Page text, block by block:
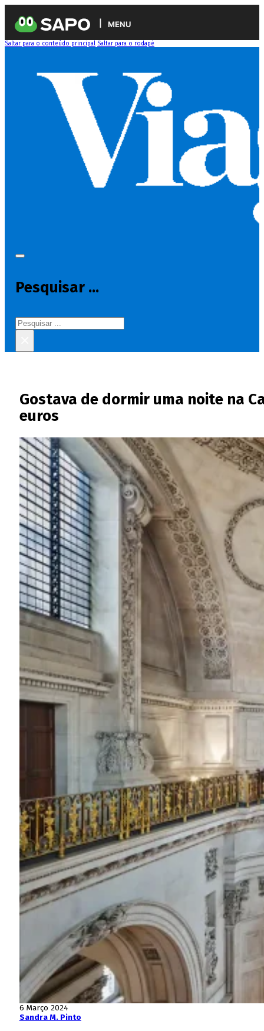
MENU
Saltar para o conteúdo principal Saltar para o rodapé
Pesquisar ...
Pesquisar
Gostava de dormir uma noite na
euros
6 Março 2024
Sandra M. Pinto